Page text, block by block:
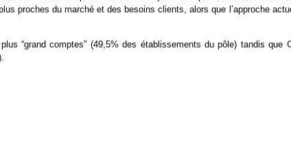
proches du marché et des besoins clients, alors que l’approche
“grand comptes” (49,5% des établissements du pôle) tandis que